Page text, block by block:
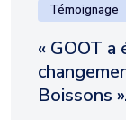
Témoignage
« GOOT
Boissons ».